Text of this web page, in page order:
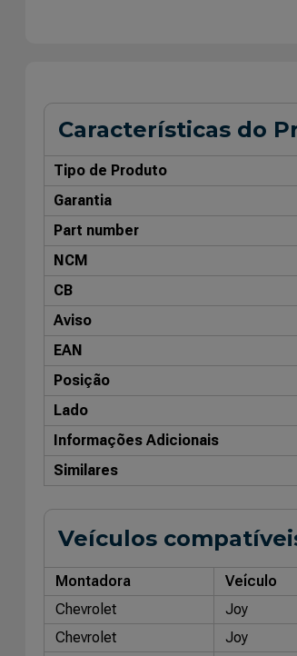
Características do
Tipo de Produto
Garantia
Part number
NCM
CB
Aviso
EAN
Posição
Lado
Informações Adicionais
Similares
Veículos
Montadora Veículo
Chevrolet
Joy
Chevrolet
Joy